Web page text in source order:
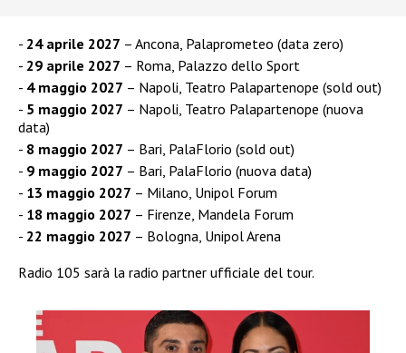
24 aprile 2027 – Ancona, Palaprometeo (data zero)
29 aprile 2027 – Roma, Palazzo dello Sport
4 maggio 2027 – Napoli, Teatro Palapartenope (sold out)
5 maggio 2027 – Napoli, Teatro Palapartenope (nuova
data)
8 maggio 2027 – Bari, PalaFlorio (sold out)
9 maggio 2027 – Bari, PalaFlorio (nuova data)
13 maggio 2027 – Milano, Unipol Forum
18 maggio 2027 – Firenze, Mandela Forum
22 maggio 2027 – Bologna, Unipol Arena
Radio 105 sarà la radio partner ufficiale del tour.